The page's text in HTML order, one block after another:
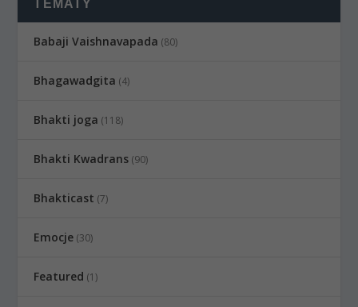
TEMATY
Babaji Vaishnavapada (80)
Bhagawadgita (4)
Bhakti joga (118)
Bhakti Kwadrans (90)
Bhakticast (7)
Emocje (30)
Featured (1)